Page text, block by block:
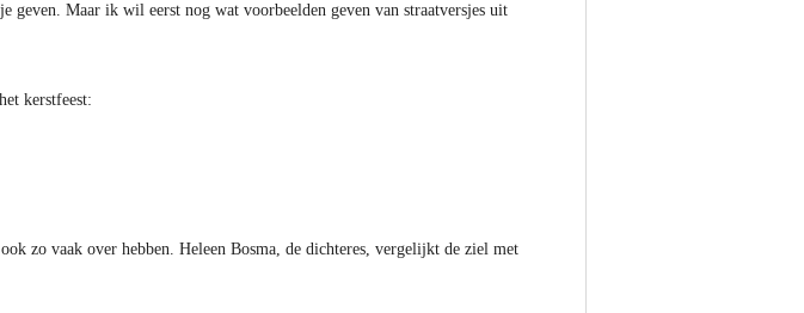
geven. Maar ik wil eerst nog wat voorbeelden geven van straatversjes uit
kerstfeest:
zo vaak over hebben. Heleen Bosma, de dichteres, vergelijkt de ziel met